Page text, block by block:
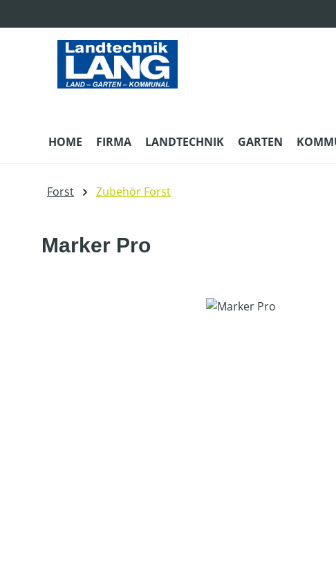
HOME FIRMA LANDTECHNIK GARTEN
Forst Zubehör Forst
Marker Pro